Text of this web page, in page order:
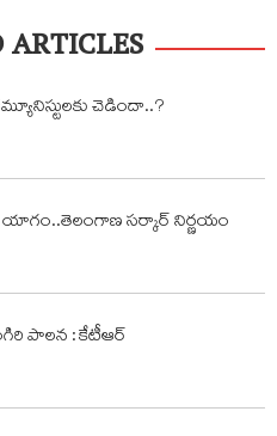
చెడిందా..?
సర్కార్ నిర్ణయం
పాలన : కేటీఆర్